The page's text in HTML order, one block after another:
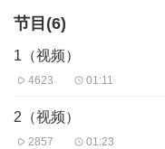
节目(6)
1（视频）
4623 01:11
2（视频）
2857 01:23